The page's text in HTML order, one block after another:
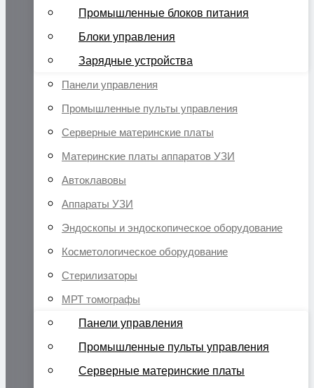
Промышленные блоков питания
Блоки управления
Зарядные устройства
Панели управления
Промышленные пульты управления
Серверные материнские платы
Материнские платы аппаратов УЗИ
Автоклавовы
Аппараты УЗИ
Эндоскопы и эндоскопическое оборудование
Косметологическое оборудование
Стерилизаторы
МРТ томографы
Панели управления
Промышленные пульты управления
Серверные материнские платы